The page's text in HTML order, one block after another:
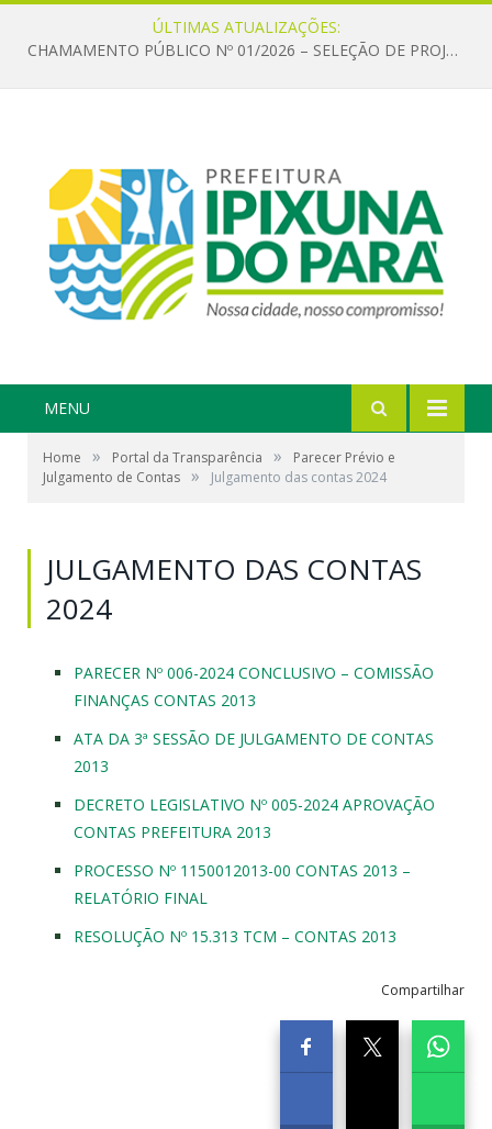
ÚLTIMAS ATUALIZAÇÕES:
CHAMAMENTO PÚBLICO Nº 01/2026 – SELEÇÃO DE PROJETOS PARA FIRMAR TERMO DE EXECUÇÃO CULTURAL COM RECURSOS DA POLÍTICA NACIONAL ALDIR BLANC DE FOMENTO À CULTURA – PNAB (LEI Nº 14.399/2022)
MENU
Home » Portal da Transparência »
Parecer Prévio e
Julgamento de Contas » Julgamento das contas 2024
JULGAMENTO DAS CONTAS
2024
PARECER Nº 006-2024 CONCLUSIVO – COMISSÃO
FINANÇAS CONTAS 2013
ATA DA 3ª SESSÃO DE JULGAMENTO DE CONTAS
2013
DECRETO LEGISLATIVO Nº 005-2024 APROVAÇÃO
CONTAS PREFEITURA 2013
PROCESSO Nº 1150012013-00 CONTAS 2013 –
RELATÓRIO FINAL
RESOLUÇÃO Nº 15.313 TCM – CONTAS 2013
Compartilhar